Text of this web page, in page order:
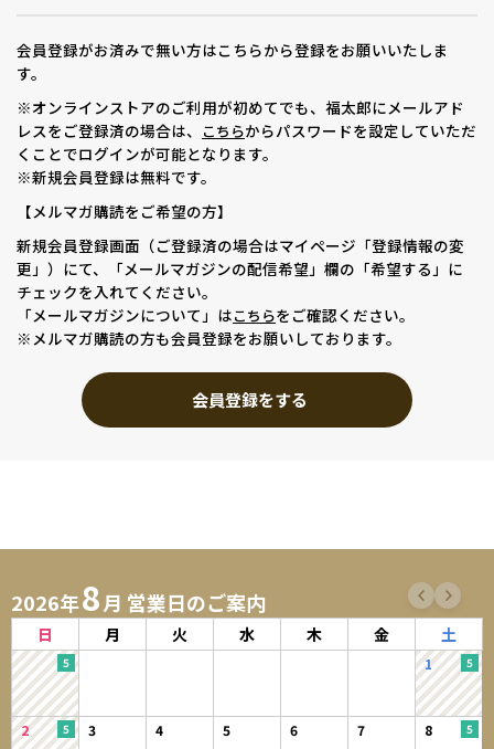
会員登録がお済みで無い方はこちらから登録をお願いいたしま
す。
※オンラインストアのご利用が初めてでも、福太郎にメールアド
レスをご登録済の場合は、 こちらからパスワードを設定していただ
くことでログインが可能となります。
※新規会員登録は無料です。
【メルマガ購読をご希望の方】
新規会員登録画面（ご登録済の場合はマイページ「登録情報の変
更」）にて、「メールマガジンの配信希望」欄の「希望する」に
チェックを入れてください。
「メールマガジンについて」はこちらをご確認ください。
※メルマガ購読の方も会員登録をお願いしております。
会員登録をする
2026年8月 営業日のご案内
日 月 火 水 木 金 土
1
2 3 4 5 6 7 8